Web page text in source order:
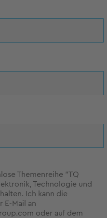
Themenreihe "TQ
Technologie und
Ich kann die
E-Mail an
oder auf dem